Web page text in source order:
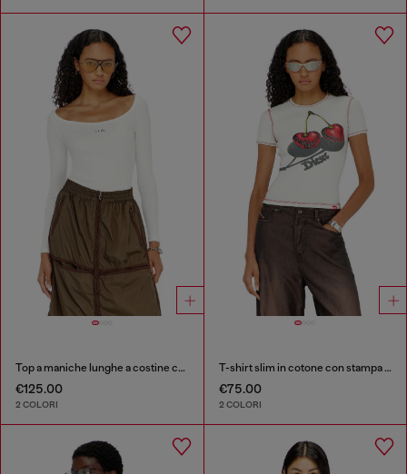
Top a maniche lunghe a costine con Oval D metallico
€125.00
2 COLORI
T-shirt slim in cotone con stampa ciliegia
€75.00
2 COLORI